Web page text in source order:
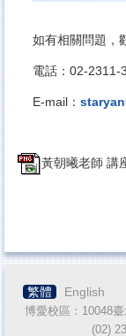
如有相關問題，
電話：02-2311-
E-mail ：
黃朝曦老師 講
繁體 English
博愛校區：10048
(02)